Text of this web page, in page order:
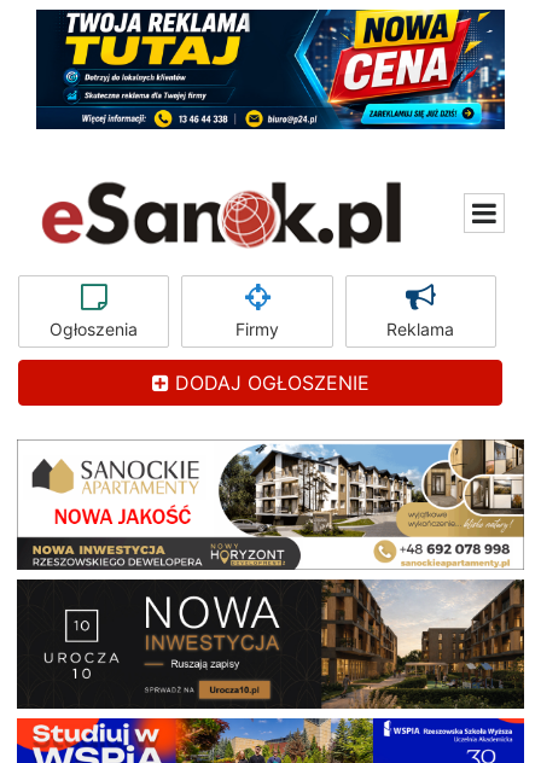
Ogłoszenia Firmy Reklama
DODAJ OGŁOSZENIE